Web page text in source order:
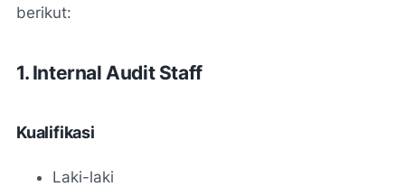
berikut:
1. Internal Audit Staff
Kualifikasi
Laki-laki